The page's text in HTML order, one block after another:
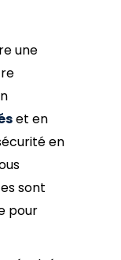
une
et en
en
sont
pour